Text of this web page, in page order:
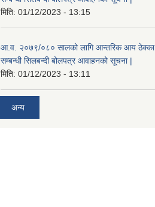
मिति: 01/12/2023 - 13:15
आ.व. २०७९/०८० सालको लागि आन्तरिक आय ठेक्का
सम्बन्धी सिलबन्दी बोलपत्र आवाहनको सूचना |
मिति: 01/12/2023 - 13:11
अन्य